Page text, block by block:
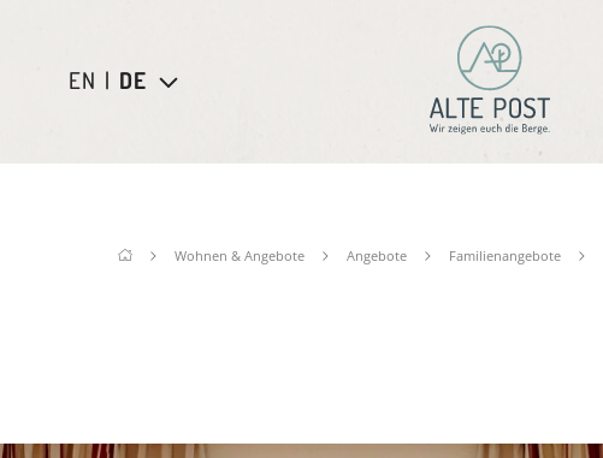
EN | DE
Wohnen & Angebote Angebote Familienangebote